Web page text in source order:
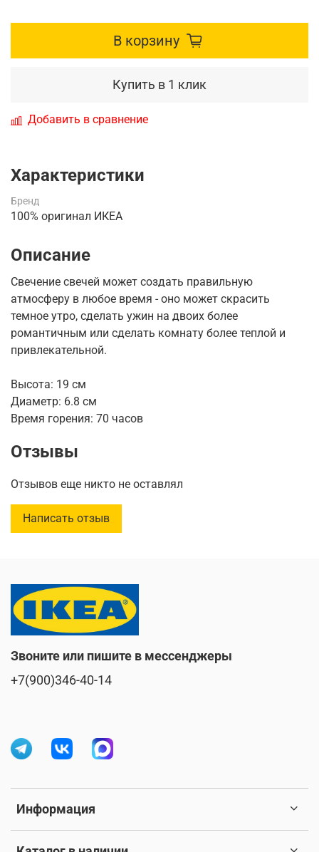
В корзину
Купить в 1 клик
Добавить в сравнение
Характеристики
Бренд
100% оригинал ИКЕА
Описание
Свечение свечей может создать правильную
атмосферу в любое время - оно может скрасить
темное утро, сделать ужин на двоих более
романтичным или сделать комнату более теплой и
привлекательной.
Высота: 19 см
Диаметр: 6.8 см
Время горения: 70 часов
Отзывы
Отзывов еще никто не оставлял
Написать отзыв
Информация
Звоните или пишите в мессенджеры
+7(900)346-40-14